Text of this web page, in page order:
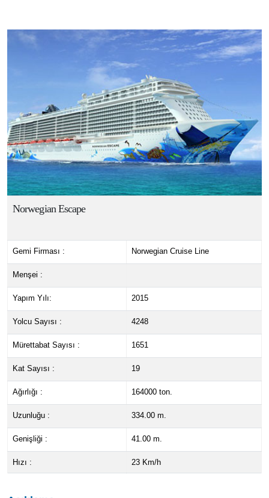
Norwegian Escape
Gemi Firması : Norwegian Cruise Line
Menşei :
Yapım Yılı: 2015
Yolcu Sayısı : 4248
Mürettabat Sayısı : 1651
Kat Sayısı : 19
Ağırlığı : 164000 ton.
Uzunluğu : 334.00 m.
Genişliği : 41.00 m.
Hızı : 23 Km/h